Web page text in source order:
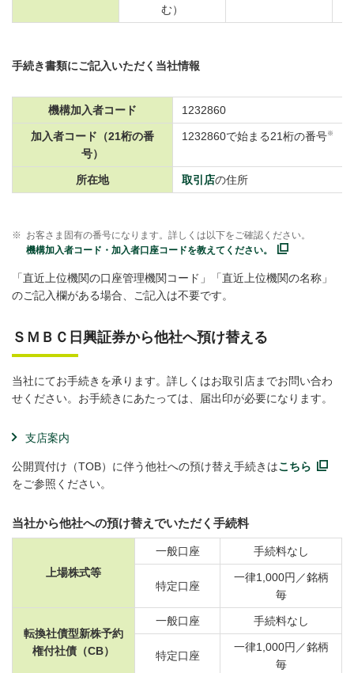
む）
手続き書類にご記入いただく当社情報
機構加入者コード 1232860
加入者コード（21桁の番
号）
1232860で始まる21桁の番号※
所在地 取引店の住所
※ お客さま固有の番号になります。詳しくは以下をご確認ください。
機構加入者コード・加入者口座コードを教えてください。
「直近上位機関の口座管理機関コード」「直近上位機関の名称」
のご記入欄がある場合、ご記入は不要です。
ＳＭＢＣ日興証券から他社へ預け替える
当社にてお手続きを承ります。詳しくはお取引店までお問い合わ
せください。お手続きにあたっては、届出印が必要になります。
支店案内
公開買付け（TOB）に伴う他社への預け替え手続きはこちら
をご参照ください。
当社から他社への預け替えでいただく手続料
上場株式等
一般口座 手続料なし
特定口座
一律1,000円／銘柄
毎
転換社債型新株予約
権付社債（CB）
一般口座 手続料なし
特定口座
一律1,000円／銘柄
毎